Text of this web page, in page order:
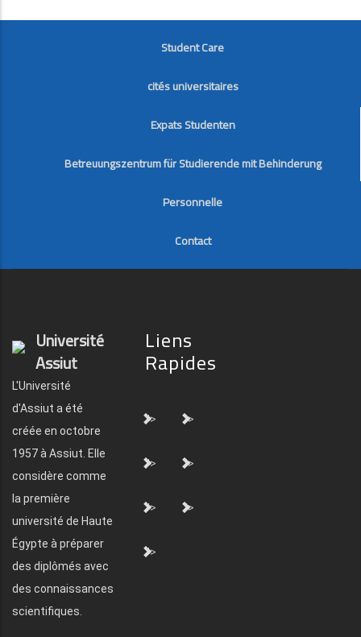
FOOTER
Student Care
cités universitaires
Expats Studenten
Betreuungszentrum für Studierende mit Behinderung
Personnelle
Contact
Université
Assiut
L'Université
d'Assiut a été
créée en octobre
1957 à Assiut. Elle
considère comme
la première
université de Haute
Égypte à préparer
des diplômés avec
des connaissances
scientifiques.
Liens
Rapides
"> ">
"> ">
"> ">
">